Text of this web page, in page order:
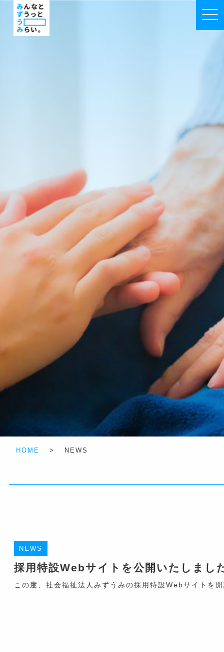
みずうみではたらく|みずうみ福祉会採用特
HOME > NEWS
NEWS
採用特設Webサイトを公開いたしまし
この度、社会福祉法人みずうみの採用特設Webサイトを